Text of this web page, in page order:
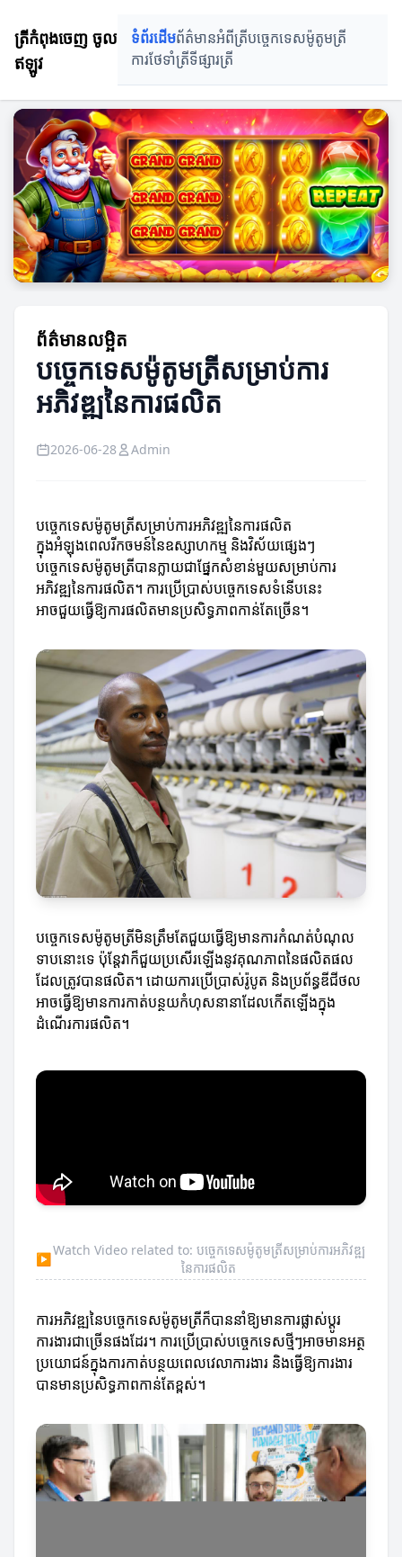
ត្រីកំពុងចេញ ចូល
ឥឡូវ
ទំព័រដើមព័ត៌មានអំពីត្រីបច្ចេកទេសម៉ូតូមត្រី
ការថែទាំត្រីទីផ្សារត្រី
ព័ត៌មានលម្អិត
បច្ចេកទេសម៉ូតូមត្រីសម្រាប់ការ
អភិវឌ្ឍនៃការផលិត
2026-06-28 Admin
បច្ចេកទេសម៉ូតូមត្រីសម្រាប់ការអភិវឌ្ឍនៃការផលិត
ក្នុងអំឡុងពេលរីកចមន៍នៃឧស្សាហកម្ម និងវិស័យផ្សេងៗ
បច្ចេកទេសម៉ូតូមត្រីបានក្លាយជាផ្នែកសំខាន់មួយសម្រាប់ការ
អភិវឌ្ឍនៃការផលិត។ ការប្រើប្រាស់បច្ចេកទេសទំនើបនេះ
អាចជួយធ្វើឱ្យការផលិតមានប្រសិទ្ធភាពកាន់តែច្រើន។
បច្ចេកទេសម៉ូតូមត្រីមិនត្រឹមតែជួយធ្វើឱ្យមានការកំណត់បំណុល
ទាបនោះទេ ប៉ុន្តែវាក៏ជួយប្រសើរ​ឡើងនូវគុណភាពនៃផលិតផល
ដែលត្រូវបានផលិត។ ដោយការប្រើប្រាស់រ៉ូបូត និងប្រព័ន្ធឌីជីថល
អាចធ្វើឱ្យមានការកាត់បន្ថយកំហុសនានាដែលកើតឡើងក្នុង
ដំណើរការផលិត។
▶
Watch Video related to: បច្ចេកទេសម៉ូតូមត្រីសម្រាប់ការអភិវឌ្ឍ
នៃការផលិត
ការអភិវឌ្ឍនៃបច្ចេកទេសម៉ូតូមត្រីក៏បាននាំឱ្យមានការផ្លាស់ប្តូរ​
ការងារជាច្រើនផងដែរ។ ការប្រើប្រាស់បច្ចេកទេសថ្មីៗអាចមានអត្ថ
ប្រយោជន៍ក្នុងការកាត់បន្ថយពេលវេលាការងារ និងធ្វើឱ្យការងារ
បានមានប្រសិទ្ធភាពកាន់តែខ្ពស់។